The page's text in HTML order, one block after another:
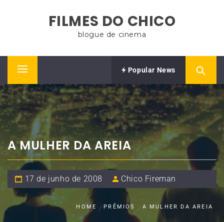
FILMES DO CHICO
blogue de cinema
Primary
Menu
Popular News
A MULHER DA AREIA
17 de junho de 2008 Chico Fireman
HOME PRÊMIOS A MULHER DA AREIA